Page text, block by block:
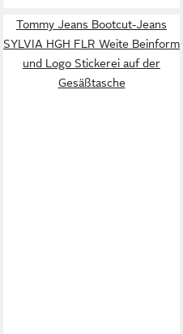
Tommy Jeans Bootcut-Jeans
SYLVIA HGH FLR Weite Beinform
und Logo Stickerei auf der
Gesäßtasche